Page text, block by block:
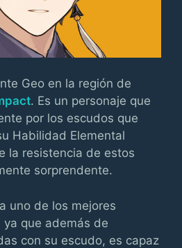
Geo en la región de
. Es un personaje que
por los escudos que
Habilidad Elemental
la resistencia de estos
sorprendente.
uno de los mejores
ya que además de
con su escudo, es capaz